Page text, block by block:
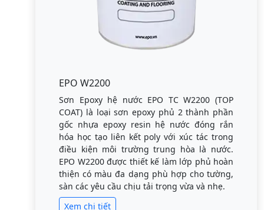
EPO W2200
Sơn Epoxy hệ nước EPO TC W2200 (TOP
COAT) là loại sơn epoxy phủ 2 thành phần
gốc nhựa epoxy resin hệ nước đóng rắn
hóa học tạo liên kết poly với xúc tác trong
điều kiện môi trường trung hòa là nước.
EPO W2200 được thiết kế làm lớp phủ hoàn
thiện có màu đa dạng phù hợp cho tường,
sàn các yêu cầu chịu tải trọng vừa và nhẹ.
Xem chi tiết